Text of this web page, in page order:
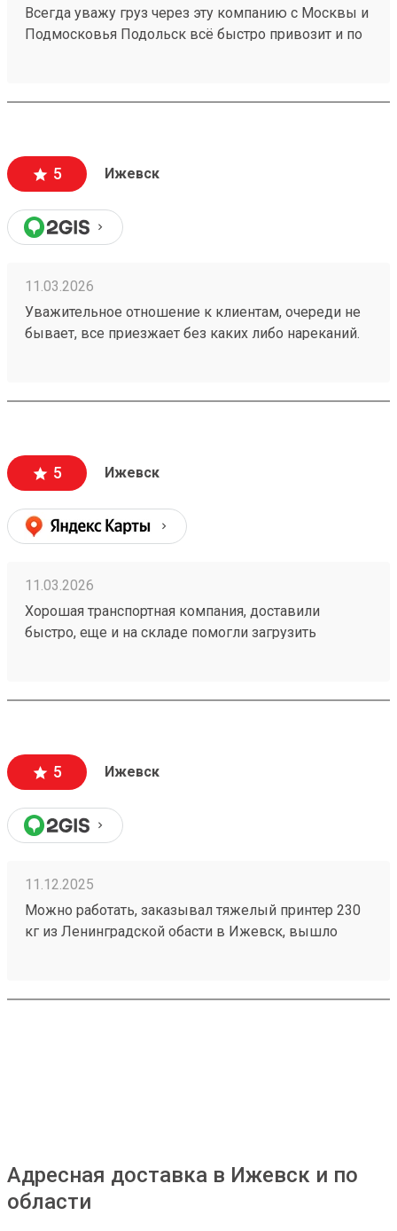
Всегда уважу груз через эту компанию с Москвы и
Подмосковья Подольск всё быстро привозит и по
5 Ижевск
11.03.2026
Уважительное отношение к клиентам, очереди не
бывает, все приезжает без каких либо нареканий.
Заказ 260192175
5 Ижевск
11.03.2026
Хорошая транспортная компания, доставили
быстро, еще и на складе помогли загрузить
5 Ижевск
11.12.2025
Можно работать, заказывал тяжелый принтер 230
кг из Ленинградской обасти в Ижевск, вышло
(250627220)
Адресная доставка в Ижевск и по
области